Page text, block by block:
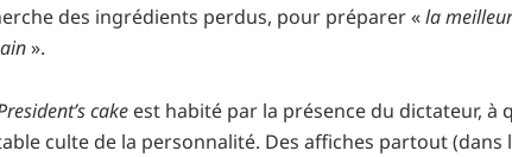
des ingrédients perdus, pour préparer «la
».
cake est habité par la présence du dictateur, à
culte de la personnalité. Des affiches partout (dans